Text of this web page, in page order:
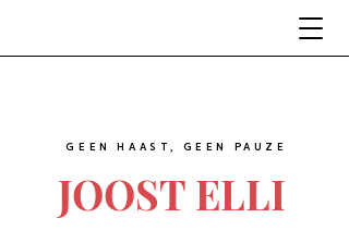
JOOST ELLI
GEEN HAAST, GEEN PAUZE